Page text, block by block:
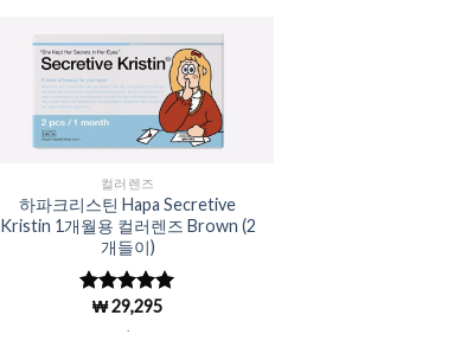
Add to
Wishlist
컬러렌즈
하파크리스틴 Hapa Secretive
Kristin 1개월용 컬러렌즈 Brown (2
개들이)
5 중에서
로 평
₩29,295